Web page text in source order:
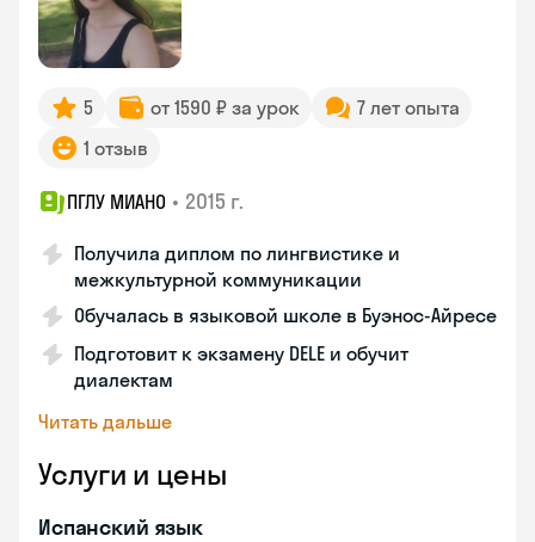
5 от 1590 ₽ за урок
7 лет опыта
1 отзыв
ПГЛУ МИАНО • 2015 г.
Получила диплом по лингвистике и
межкультурной коммуникации
Обучалась в языковой школе в Буэнос-Айресе
Подготовит к экзамену DELE и обучит
диалектам
Читать дальше
Услуги и цены
Испанский язык